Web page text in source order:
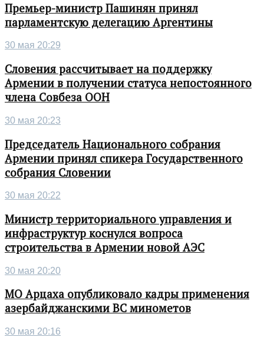
Премьер-министр Пашинян принял
парламентскую делегацию Аргентины
30 мая 20:29
Словения рассчитывает на поддержку
Армении в получении статуса непостоянного
члена Совбеза ООН
30 мая 20:23
Председатель Национального собрания
Армении принял спикера Государственного
собрания Словении
30 мая 20:22
Министр территориального управления и
инфраструктур коснулся вопроса
строительства в Армении новой АЭС
30 мая 20:20
МО Арцаха опубликовало кадры применения
азербайджанскими ВС минометов
30 мая 20:16